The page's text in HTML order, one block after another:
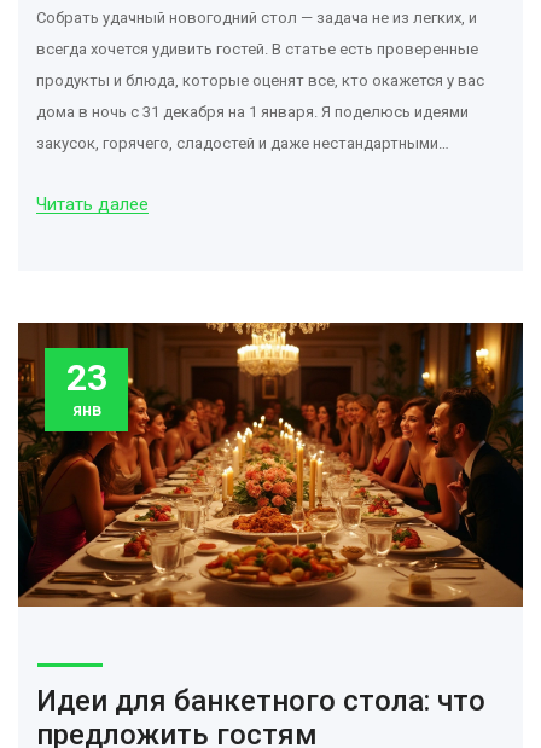
Собрать удачный новогодний стол — задача не из легких, и
всегда хочется удивить гостей. В статье есть проверенные
продукты и блюда, которые оценят все, кто окажется у вас
дома в ночь с 31 декабря на 1 января. Я поделюсь идеями
закусок, горячего, сладостей и даже нестандартными
запоминающимся. Здесь вы найдете актуальные советы и
Читать далее
23
янв
Идеи для банкетного стола: что
предложить гостям